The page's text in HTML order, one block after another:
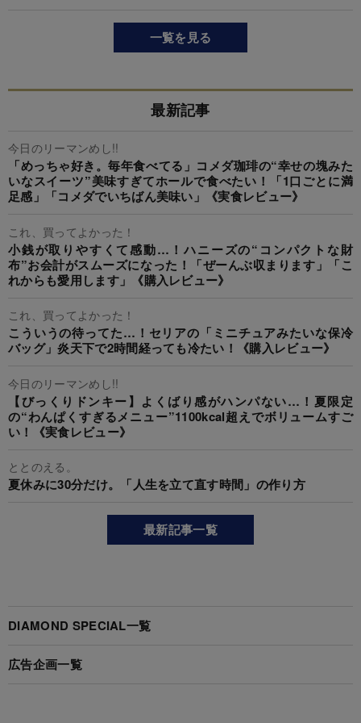
一覧を見る
最新記事
今日のリーマンめし!!
「めっちゃ好き。毎年食べてる」コメダ珈琲の“幸せの塊みた
いなスイーツ”美味すぎてホールで食べたい！「1口ごとに満
足感」「コメダでいちばん美味い」《実食レビュー》
これ、買ってよかった！
小銭が取りやすくて感動…！ハニーズの“コンパクトな財
布”お会計がスムーズになった！「ぜーんぶ収まります」「こ
れからも愛用します」《購入レビュー》
これ、買ってよかった！
こういうの待ってた…！セリアの「ミニチュアみたいな保冷
バッグ」炎天下で2時間経っても冷たい！《購入レビュー》
今日のリーマンめし!!
【びっくりドンキー】よくばり感がハンパない…！夏限定
の“わんぱくすぎるメニュー”1100kcal超えでボリュームすご
い！《実食レビュー》
ととのえる。
夏休みに30分だけ。「人生を立て直す時間」の作り方
最新記事一覧
DIAMOND SPECIAL一覧
広告企画一覧